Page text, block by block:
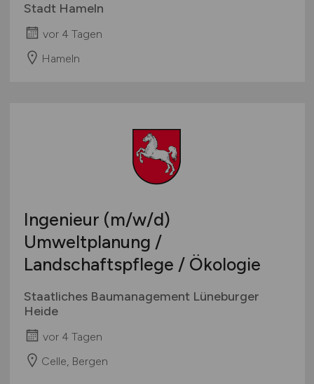
Stadt Hameln
vor 4 Tagen
Hameln
Ingenieur (m/w/d)
Umweltplanung /
Landschaftspflege / Ökologie
Staatliches Baumanagement Lüneburger
Heide
vor 4 Tagen
Celle, Bergen